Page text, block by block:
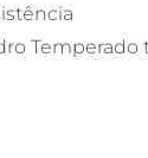
Temperado